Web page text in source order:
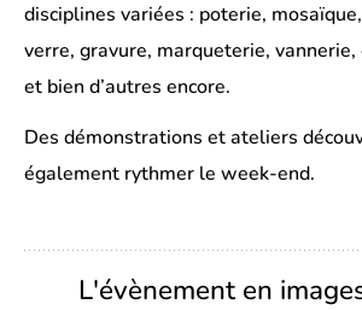
disciplines variées : poterie,
verre, gravure, marqueterie,
et bien d’autres encore.
Des démonstrations et ateliers
également rythmer le week-end.
L'évènement en